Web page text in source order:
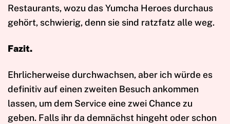
Restaurants, wozu das Yumcha Heroes durchaus
gehört, schwierig, denn sie sind ratzfatz alle weg.
Fazit.
Ehrlicherweise durchwachsen, aber ich würde es
definitiv auf einen zweiten Besuch ankommen
lassen, um dem Service eine zwei Chance zu
geben. Falls ihr da demnächst hingeht oder schon